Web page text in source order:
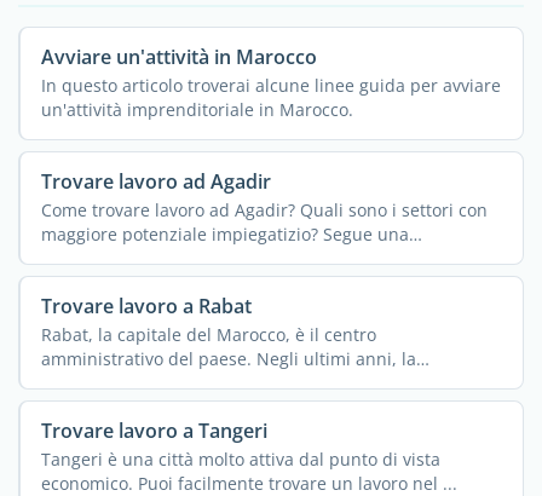
Avviare un'attività in Marocco
In questo articolo troverai alcune linee guida per avviare
un'attività imprenditoriale in Marocco.
Trovare lavoro ad Agadir
Come trovare lavoro ad Agadir? Quali sono i settori con
maggiore potenziale impiegatizio? Segue una
panoramica ...
Trovare lavoro a Rabat
Rabat, la capitale del Marocco, è il centro
amministrativo del paese. Negli ultimi anni, la
destinazione ha ...
Trovare lavoro a Tangeri
Tangeri è una città molto attiva dal punto di vista
economico. Puoi facilmente trovare un lavoro nel ...